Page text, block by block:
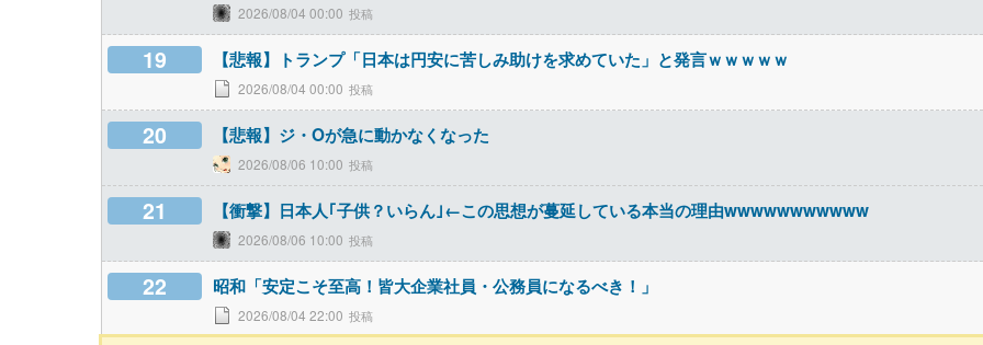
2026/08/04 00:00
19 【悲報】トランプ「日本は円安に苦しみ助けを求めていた」と発言ｗｗｗｗｗ
2026/08/04 00:00
20 【悲報】ジ・Oが急に動かなくなった
2026/08/06 10:00
21 【衝撃】日本人｢子供？いらん｣←この思想が蔓延している本当の理由wwwwwwwwwww
2026/08/06 10:00
22 昭和「安定こそ至高！皆大企業社員・公務員になるべき！」
2026/08/04 22:00